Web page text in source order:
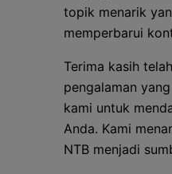
topik menarik
memperbarui
Terima kasih
pengalaman
kami untuk
Anda. Kami
NTB menjadi